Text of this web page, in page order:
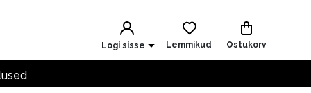
Logi sisse Lemmikud Ostukorv